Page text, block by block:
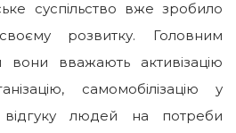
суспільство вже зробило
розвитку. Головним
вважають активізацію
самомобілізацію у
відгуку людей на потреби